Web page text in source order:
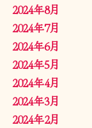
2024年8月
2024年7月
2024年6月
2024年5月
2024年4月
2024年3月
2024年2月